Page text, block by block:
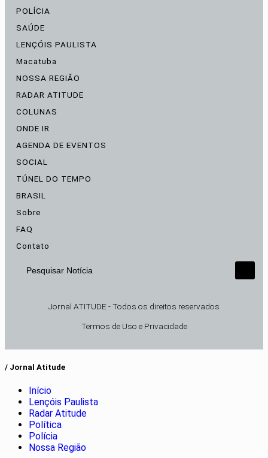
POLÍCIA
SAÚDE
LENÇÓIS PAULISTA
Macatuba
NOSSA REGIÃO
RADAR ATITUDE
COLUNAS
ONDE IR
AGENDA DE EVENTOS
SOCIAL
TÚNEL DO TEMPO
BRASIL
Sobre
FAQ
Contato
Pesquisar Notícia
Jornal ATITUDE - Todos os direitos reservados
Termos de Uso e Privacidade
/ Jornal Atitude
Início
Lençóis Paulista
Radar Atitude
Política
Polícia
Nossa Região